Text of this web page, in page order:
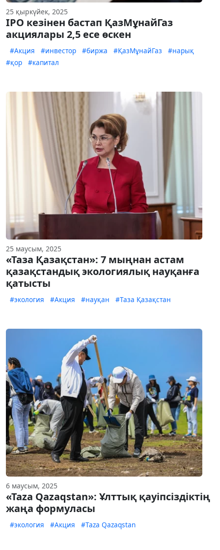
25 қыркүйек, 2025
IPO кезінен бастап ҚазМұнайГаз
акциялары 2,5 есе өскен
#Акция #инвестор #биржа #ҚазМұнайГаз
#нарық
#қор
#капитал
25 маусым, 2025
«Таза Қазақстан»: 7 мыңнан астам
қазақстандық экологиялық науқанға
қатысты
#экология #Акция #науқан #Таза Қазақстан
6 маусым, 2025
«Taza Qazaqstan»: Ұлттық қауіпсіздіктің
жаңа формуласы
#экология #Акция #Taza Qazaqstan